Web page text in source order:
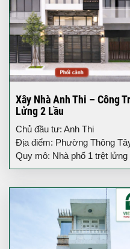
Xây Nhà Anh Thi – Công
Lửng 2 Lầu
Chủ đầu tư: Anh Thi
Địa điểm: Phường Thông
Quy mô: Nhà phố 1 trệt lửng